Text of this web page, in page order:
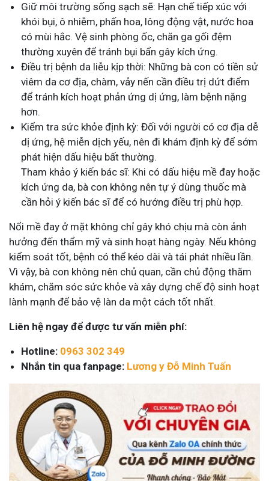
Giữ môi trường sống sạch sẽ: Hạn chế tiếp xúc với
khói bụi, ô nhiễm, phấn hoa, lông động vật, nước hoa
có mùi hắc. Vệ sinh phòng ốc, chăn ga gối đệm
thường xuyên để tránh bụi bẩn gây kích ứng.
Điều trị bệnh da liễu kịp thời: Những bà con có tiền sử
viêm da cơ địa, chàm, vảy nến cần điều trị dứt điểm
để tránh kích hoạt phản ứng dị ứng, làm bệnh nặng
hơn.
Kiểm tra sức khỏe định kỳ: Đối với người có cơ địa dễ
dị ứng, hệ miễn dịch yếu, nên đi khám định kỳ để sớm
phát hiện dấu hiệu bất thường.
Tham khảo ý kiến bác sĩ: Khi có dấu hiệu mề đay hoặc
kích ứng da, bà con không nên tự ý dùng thuốc mà
cần hỏi ý kiến bác sĩ để có hướng điều trị phù hợp.
Nổi mề đay ở mặt không chỉ gây khó chịu mà còn ảnh
hưởng đến thẩm mỹ và sinh hoạt hàng ngày. Nếu không
kiểm soát tốt, bệnh có thể kéo dài và tái phát nhiều lần.
Vì vậy, bà con không nên chủ quan, cần chủ động thăm
khám, chăm sóc sức khỏe và xây dựng chế độ sinh hoạt
lành mạnh để bảo vệ làn da một cách tốt nhất.
Liên hệ ngay để được tư vấn miễn phí:
Hotline: 0963 302 349
Nhắn tin qua fanpage: Lương y Đỗ Minh Tuấn